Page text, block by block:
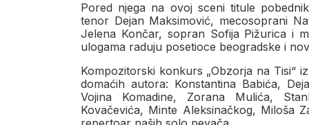
Pored njega na ovoj sceni titule
tenor Dejan Maksimović, mecosoprani
Jelena Končar, sopran Sofija Pižurica i
ulogama raduju posetioce beogradske i
Kompozitorski konkurs „Obzorja na Tisi“
domaćih autora: Konstantina Babića,
Vojina Komadine, Zorana Mulića,
Kovačevića, Minte Aleksinačkog, Miloša